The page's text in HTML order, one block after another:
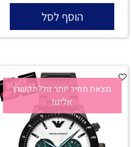
הוסף לסל
מצאת מחיר יותר זול?תקשרו
אלינו!